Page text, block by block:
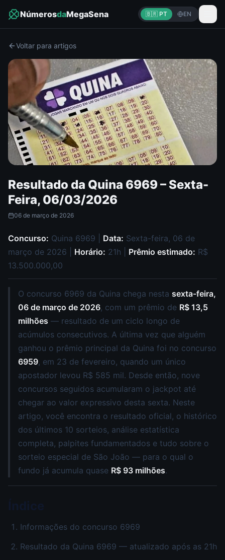
NúmerosdaMegaSena 🇧🇷 PT EN
Voltar para artigos
Resultado da Quina 6969 – Sexta-
Feira, 06/03/2026
06 de março de 2026
Concurso: Quina 6969 | Data: Sexta-feira, 06 de
março de 2026 | Horário: 21h | Prêmio estimado: R$
13.500.000,00
O concurso 6969 da Quina chega nesta sexta-feira,
06 de março de 2026, com um prêmio de R$ 13,5
milhões — resultado de um ciclo longo de
acúmulos consecutivos. A última vez que alguém
ganhou o prêmio principal da Quina foi no concurso
6959, em 23 de fevereiro, quando um único
apostador levou R$ 585 mil. Desde então, nove
concursos seguidos acumularam o jackpot até
chegar ao valor expressivo desta sexta. Neste
artigo, você encontra o resultado oficial, o histórico
dos últimos 10 sorteios, análise estatística
completa, palpites fundamentados e tudo sobre o
sorteio especial de São João — para o qual o
fundo já acumula quase R$ 93 milhões.
Informações do concurso 6969
Resultado da Quina 6969 — atualizado após as 21h